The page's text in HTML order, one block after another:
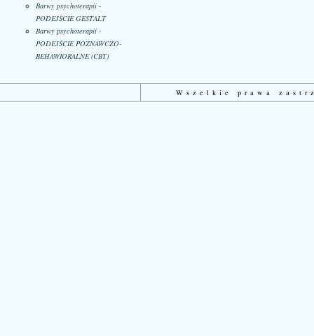
Barwy psychoterapii -
PODEJŚCIE GESTALT
Barwy psychoterapii -
PODEJŚCIE POZNAWCZO-
BEHAWIORALNE (CBT)
Wszelkie prawa